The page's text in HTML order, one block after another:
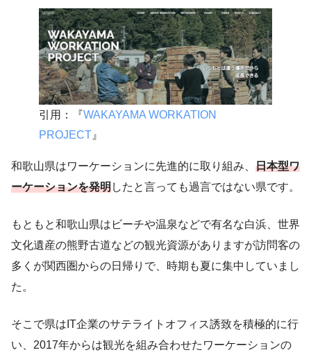
引用：『WAKAYAMA WORKATION
PROJECT 』
和歌山県はワーケーションに先進的に取り組み、 日本型ワ
ーケーションを発明したと言っても過言ではない県です。
もともと和歌山県はビーチや温泉などで有名な白浜、世界
文化遺産の熊野古道などの観光資源がありますが訪問客の
多くが関西圏からの日帰りで、時期も夏に集中していまし
た。
そこで県はIT企業のサテライトオフィス誘致を積極的に行
い、2017年からは観光を組み合わせたワーケーションの